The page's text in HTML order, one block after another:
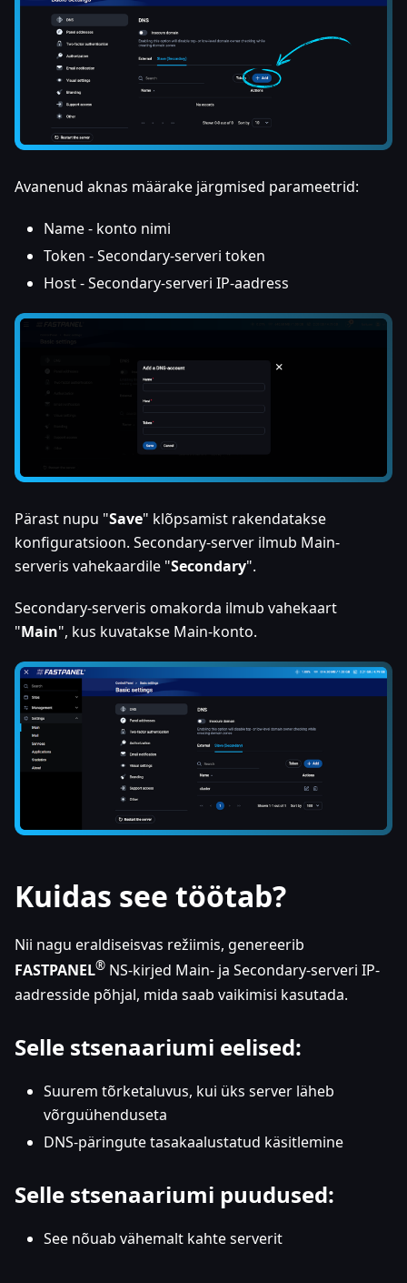
Avanenud aknas määrake järgmised parameetrid:
Name - konto nimi
Token - Secondary-serveri token
Host - Secondary-serveri IP-aadress
Pärast nupu "Save" klõpsamist rakendatakse
konfiguratsioon. Secondary-server ilmub Main-
serveris vahekaardile "Secondary".
Secondary-serveris omakorda ilmub vahekaart
"Main", kus kuvatakse Main-konto.
Kuidas see töötab?
Nii nagu eraldiseisvas režiimis, genereerib
FASTPANEL® NS-kirjed Main- ja Secondary-serveri IP-
aadresside põhjal, mida saab vaikimisi kasutada.
Selle stsenaariumi eelised:
Suurem tõrketaluvus, kui üks server läheb
võrguühenduseta
DNS-päringute tasakaalustatud käsitlemine
Selle stsenaariumi puudused:
See nõuab vähemalt kahte serverit